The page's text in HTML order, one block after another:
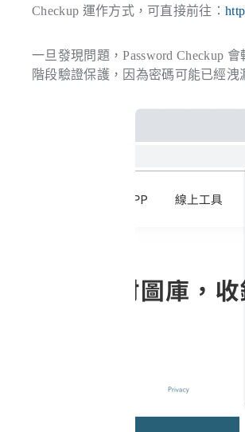
Checkup 運作方式，可直接前往：
一旦發現問題，Password Checkup
階段驗證保護，因為密碼可能已經洩